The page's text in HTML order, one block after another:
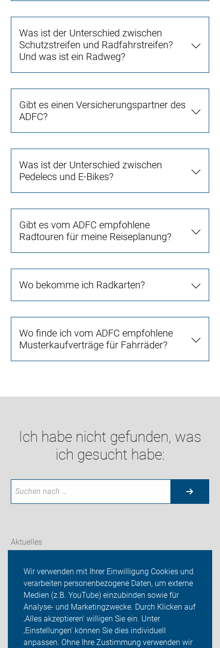
Wir verwenden mit Ihrer Einwilligung Cookies und
verarbeiten personenbezogene Daten, um externe
Medien (z.B. YouTube) einzubinden sowie für
Analyse- und Marketingzwecke. Durch Klicken auf
‚Alles akzeptieren‘ willigen Sie ein. Unter
‚Einstellungen‘ können Sie dies individuell
anpassen. Ohne Ihre Zustimmung verwenden wir
Was ist der Unterschied zwischen
Schutzstreifen und Radfahrstreifen?
Und was ist ein Radweg?
Gibt es einen Versicherungspartner des
ADFC?
Was ist der Unterschied zwischen
Pedelecs und E-Bikes?
Gibt es vom ADFC empfohlene
Radtouren für meine Reiseplanung?
Wo bekomme ich Radkarten?
Wo finde ich vom ADFC empfohlene
Musterkaufverträge für Fahrräder?
Ich habe nicht gefunden, was
ich gesucht habe:
Aktuelles
Unsere Fahrradtouren
Unser Kreisverband
Sei dabei